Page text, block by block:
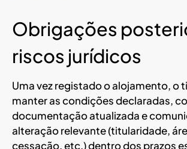
Obrigações
riscos jurídicos
Uma vez registado o alojamento, o
manter as condições declaradas,
documentação atualizada e
alteração relevante (titularidade,
cessação, etc.) dentro dos prazos